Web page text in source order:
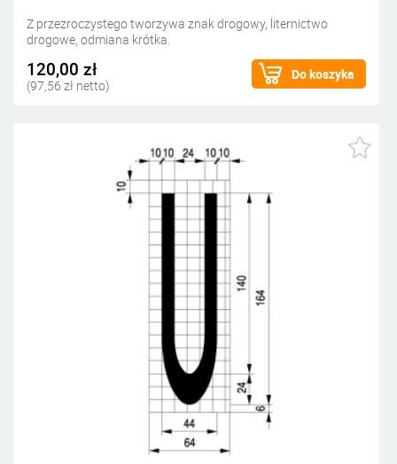
Z przezroczystego tworzywa znak drogowy, liternictwo
drogowe, odmiana krótka.
120,00 zł
(97,56 zł netto)
Do koszyka